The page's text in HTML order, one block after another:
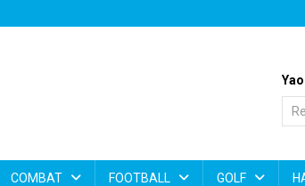
COMBAT FOOTBALL GOLF